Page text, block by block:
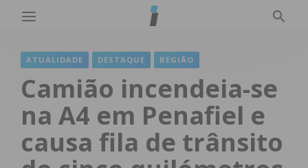
ATUALIDADE DESTAQUE REGIÃO
Camião incendeia-se
na A4 em Penafiel e
causa fila de trânsito